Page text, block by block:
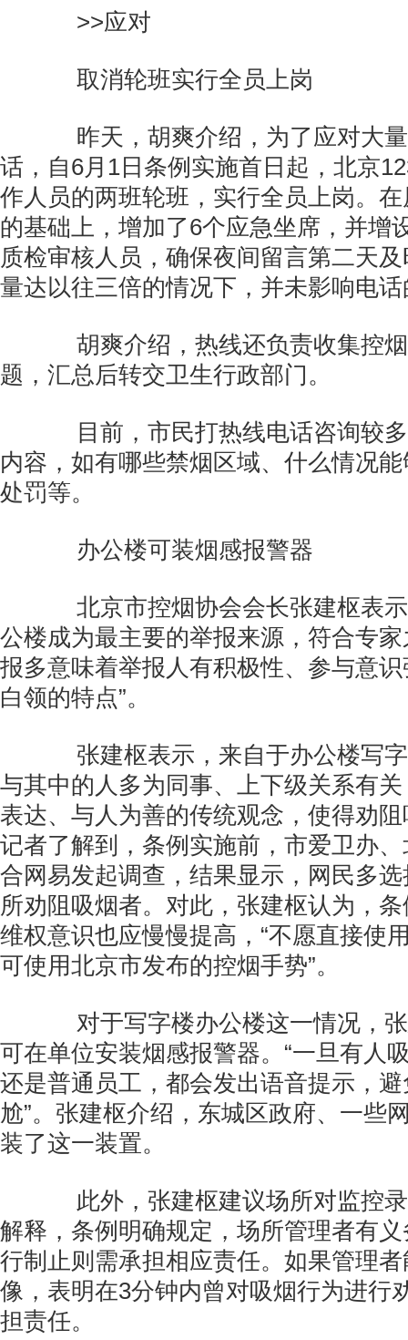
>>应对
取消轮班实行全员上岗
昨天，胡爽介绍，为了应对大量
话，自6月1日条例实施首日起，北京
作人员的两班轮班，实行全员上岗。
的基础上，增加了6个应急坐席，并增
质检审核人员，确保夜间留言第二天
量达以往三倍的情况下，并未影响电
胡爽介绍，热线还负责收集控烟
题，汇总后转交卫生行政部门。
目前，市民打热线电话咨询较多
内容，如有哪些禁烟区域、什么情况
处罚等。
办公楼可装烟感报警器
北京市控烟协会会长张建枢表示
公楼成为最主要的举报来源，符合专
报多意味着举报人有积极性、参与意
白领的特点”。
张建枢表示，来自于办公楼写字
与其中的人多为同事、上下级关系有
表达、与人为善的传统观念，使得劝
记者了解到，条例实施前，市爱卫办
合网易发起调查，结果显示，网民多
所劝阻吸烟者。对此，张建枢认为，
维权意识也应慢慢提高，“不愿直接使
可使用北京市发布的控烟手势”。
对于写字楼办公楼这一情况，张
可在单位安装烟感报警器。“一旦有人
还是普通员工，都会发出语音提示，
尬”。张建枢介绍，东城区政府、一些
装了这一装置。
此外，张建枢建议场所对监控录
解释，条例明确规定，场所管理者有
行制止则需承担相应责任。如果管理
像，表明在3分钟内曾对吸烟行为进行
担责任。